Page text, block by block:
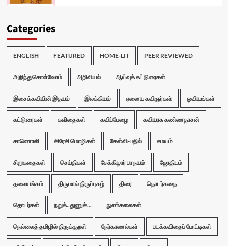
Categories
ENGLISH FEATURED HOME-LIT PEER REVIEWED
அறிந்துகொள்வோம் அறிவியல் ஆய்வுக் கட்டுரைகள்
இசைக்கவியின் இதயம் இலக்கியம் ஏனைய கவிஞர்கள் ஓவியங்கள்
கட்டுரைகள் கவிதைகள் கவிப்பேழை கவியரசு கண்ணதாசன்
காணொலி கிரேசி மொழிகள் கேள்வி-பதில் சமயம்
சிறுகதைகள் செய்திகள் சேக்கிழார் பா நயம் ஜோதிடம்
தலையங்கம் திருமால் திருப்புகழ் திரை தொடர்கதை
தொடர்கள் நறுக்..துணுக்... நுண்கலைகள்
நெல்லைத் தமிழில் திருக்குறள் நேர்காணல்கள் படக்கவிதைப் போட்டிகள்